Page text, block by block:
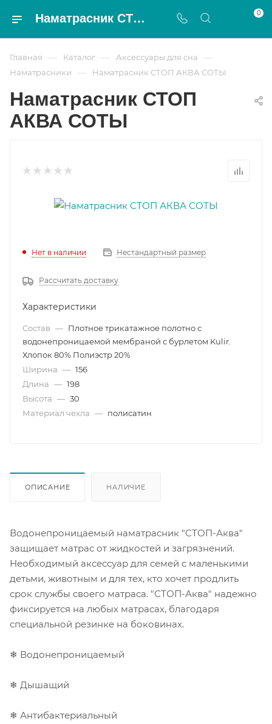
Наматрасник СТОП АКВА СОТЫ - Magnat 0
Главная — Каталог — Аксессуары для сна —
Наматрасники — Наматрасник СТОП АКВА СОТЫ
Наматрасник СТОП
АКВА СОТЫ
Нет в наличии Нестандартный размер
Рассчитать доставку
Характеристики
Состав — Плотное трикатажное полотно с
водонепроницаемой мембраной с бурлетом Kulir.
Хлопок 80% Полиэстр 20%
Ширина — 156
Длина — 198
Высота — 30
Материал чехла — полисатин
ОПИСАНИЕ НАЛИЧИЕ
Водонепроницаемый наматрасник "СТОП-Аква"
защищает матрас от жидкостей и загрязнений.
Необходимый аксессуар для семей с маленькими
детьми, животным и для тех, кто хочет продлить
срок службы своего матраса. "СТОП-Аква" надежно
фиксируется на любых матрасах, благодаря
специальной резинке на боковинах.
❄ Водонепроницаемый
❄ Дышащий
❄ Антибактериальный